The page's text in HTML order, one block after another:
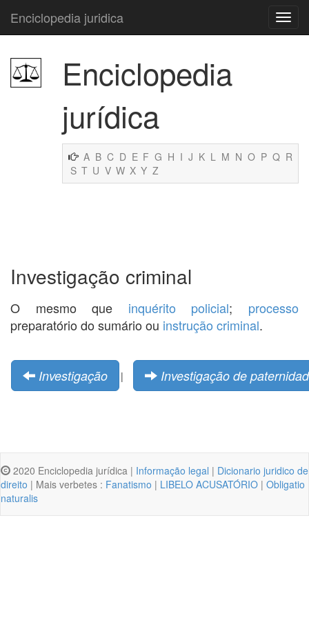
Enciclopedia juridica
Enciclopedia
jurídica
A B C D E F G H I J K L M N O P Q R
S T U V W X Y Z
Investigação criminal
O mesmo que inquérito policial; processo
preparatório do sumário ou instrução criminal.
Investigação | Investigação de
2020 Enciclopedia jurídica | Informação legal | Dicionario juridico de
direito | Mais verbetes : Fanatismo | LIBELO ACUSATÓRIO | Obligatio
naturalis